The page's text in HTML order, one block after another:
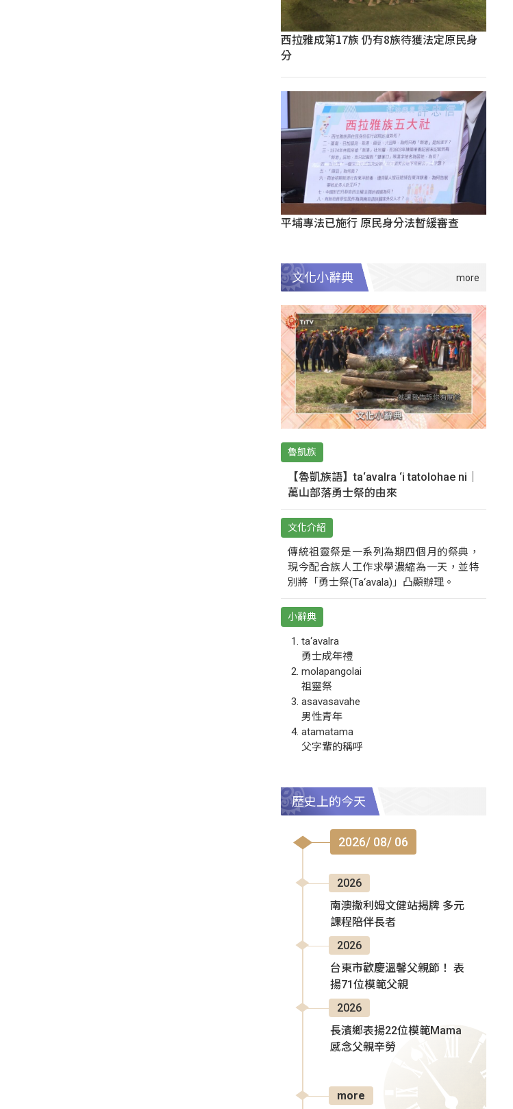
西拉雅成第17族 仍有8族待獲法定原民身
分
平埔專法已施行 原民身分法暫緩審查
文化小辭典
魯凱族
【魯凱族語】ta‘avalra ‘i tatolohae ni｜
萬山部落勇士祭的由來
文化介紹
傳統祖靈祭是一系列為期四個月的祭典，
現今配合族人工作求學濃縮為一天，並特
別將「勇士祭(Ta‘avala)」凸顯辦理。
小辭典
ta‘avalra
勇士成年禮
molapangolai
祖靈祭
asavasavahe
男性青年
atamatama
父字輩的稱呼
歷史上的今天
2026/ 08/ 06
2026
南澳撒利姆文健站揭牌 多元
課程陪伴長者
2026
台東市歡慶溫馨父親節！ 表
揚71位模範父親
2026
長濱鄉表揚22位模範Mama
感念父親辛勞
more